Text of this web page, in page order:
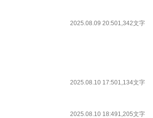
2025.08.09 20:501,342文字
2025.08.10 17:501,134文字
2025.08.10 18:491,205文字